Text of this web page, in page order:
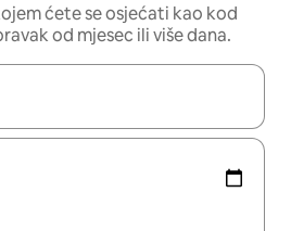
ćete se osjećati kao kod
od mjesec ili više dana.
moći ćete ih pregledati